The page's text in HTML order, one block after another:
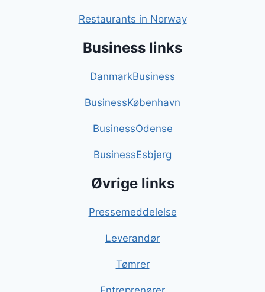
Restaurants in Norway
Business links
DanmarkBusiness
BusinessKøbenhavn
BusinessOdense
BusinessEsbjerg
Øvrige links
Pressemeddelelse
Leverandør
Tømrer